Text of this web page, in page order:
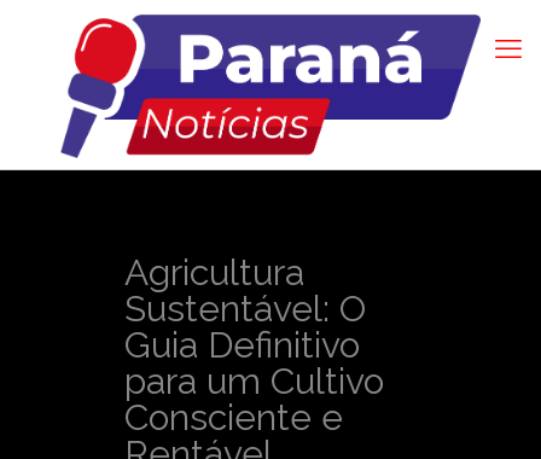
Agricultura
Sustentável: O
Guia Definitivo
para um Cultivo
Consciente e